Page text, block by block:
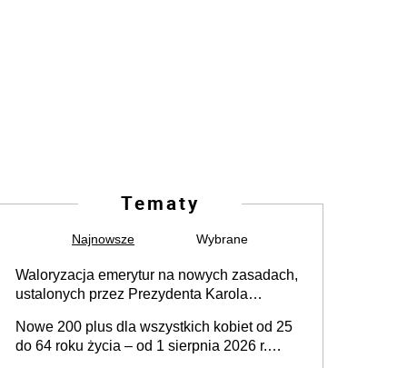
Tematy
Najnowsze Wybrane
Waloryzacja emerytur na nowych zasadach,
ustalonych przez Prezydenta Karola
również kwotowa podwyżka świadczeń?
Nowe 200 plus dla wszystkich kobiet od 25
do 64 roku życia – od 1 sierpnia 2026 r.